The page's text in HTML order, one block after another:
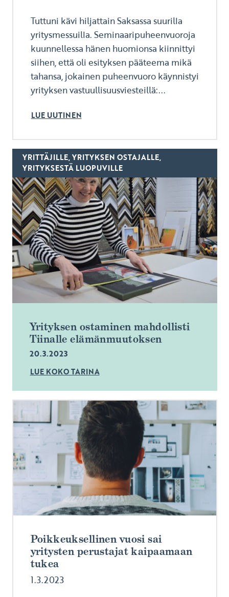
Tuttuni kävi hiljattain Saksassa suurilla
yritysmessuilla. Seminaaripuheenvuoroja
kuunnellessa hänen huomionsa kiinnittyi
siihen, että oli esityksen pääteema mikä
tahansa, jokainen puheenvuoro käynnistyi
yrityksen vastuullisuusviesteillä:...
LUE UUTINEN
YRITTÄJILLE, YRITYKSEN OSTAJALLE,
YRITYKSESTÄ LUOPUVILLE
Yrityksen ostaminen mahdollisti
Tiinalle elämänmuutoksen
20.3.2023
LUE KOKO TARINA
Poikkeuksellinen vuosi sai
yritysten perustajat kaipaamaan
tukea
1.3.2023